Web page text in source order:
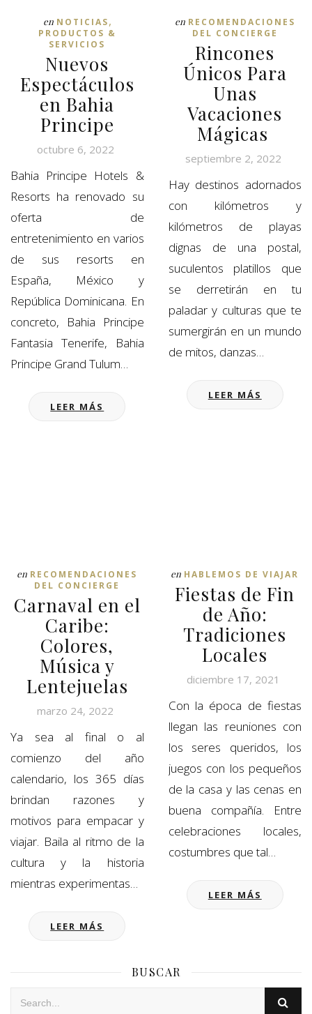
en NOTICIAS,
PRODUCTOS &
SERVICIOS
Nuevos
Espectáculos
en Bahia
Principe
octubre 6, 2022
Bahia Principe Hotels &
Resorts ha renovado su
oferta de
entretenimiento en varios
de sus resorts en
España, México y
República Dominicana. En
concreto, Bahia Principe
Fantasia Tenerife, Bahia
Principe Grand Tulum…
LEER MÁS
en RECOMENDACIONES
DEL CONCIERGE
Rincones
Únicos Para
Unas
Vacaciones
Mágicas
septiembre 2, 2022
Hay destinos adornados
con kilómetros y
kilómetros de playas
dignas de una postal,
suculentos platillos que
se derretirán en tu
paladar y culturas que te
sumergirán en un mundo
de mitos, danzas…
LEER MÁS
en RECOMENDACIONES
DEL CONCIERGE
Carnaval en el
Caribe:
Colores,
Música y
Lentejuelas
marzo 24, 2022
Ya sea al final o al
comienzo del año
calendario, los 365 días
brindan razones y
motivos para empacar y
viajar. Baila al ritmo de la
cultura y la historia
mientras experimentas…
LEER MÁS
en HABLEMOS DE VIAJAR
Fiestas de Fin
de Año:
Tradiciones
Locales
diciembre 17, 2021
Con la época de fiestas
llegan las reuniones con
los seres queridos, los
juegos con los pequeños
de la casa y las cenas en
buena compañía. Entre
celebraciones locales,
costumbres que tal…
LEER MÁS
BUSCAR